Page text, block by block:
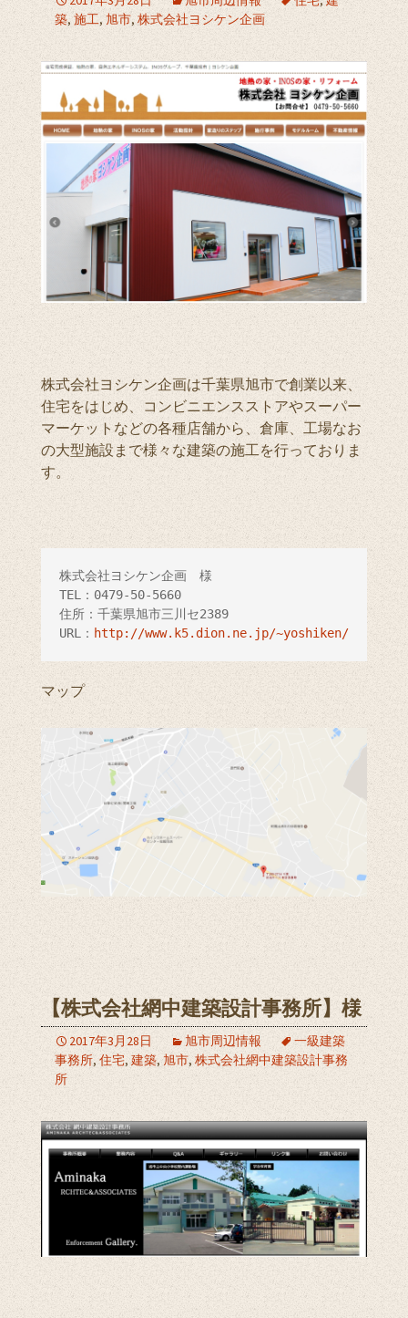
築, 施工, 旭市, 株式会社ヨシケン企画
株式会社ヨシケン企画は千葉県旭市で創業以来、
住宅をはじめ、コンビニエンスストアやスーパー
マーケットなどの各種店舗から、倉庫、工場なお
の大型施設まで様々な建築の施工を行っておりま
す。
株式会社ヨシケン企画　様
TEL：0479-50-5660
住所：千葉県旭市三川セ2389
URL： http://www.k5.dion.ne.jp/~yoshiken/
マップ
【株式会社網中建築設計事務所】様
2017年3月28日 旭市周辺情報
一級建築
事務所, 住宅,建築,旭市, 株式会社網中建築設計事務
所